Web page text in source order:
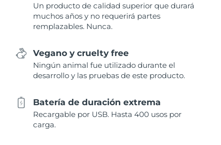
Un producto de calidad superior que durará
muchos años y no requerirá partes
remplazables. Nunca.
Vegano y cruelty free
Ningún animal fue utilizado durante el
desarrollo y las pruebas de este producto.
Batería de duración extrema
Recargable por USB. Hasta 400 usos por
carga.